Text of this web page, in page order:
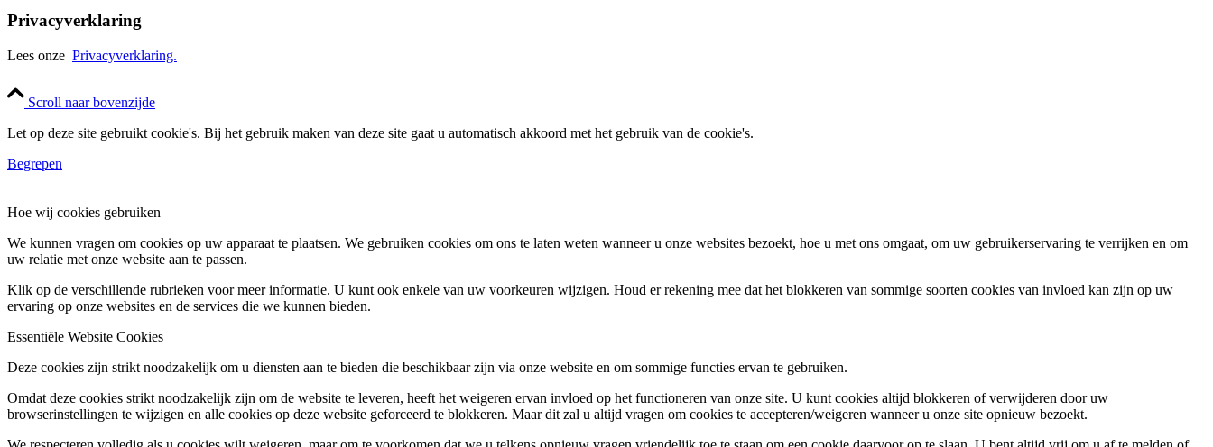
Privacyverklaring
Lees onze Privacyverklaring.
Scroll naar bovenzijde
Let op deze site gebruikt cookie's. Bij het gebruik maken van deze site gaat u automatisch akkoord met het gebruik van de cookie's.
Begrepen
Hoe wij cookies gebruiken
We kunnen vragen om cookies op uw apparaat te plaatsen. We gebruiken cookies om ons te laten weten wanneer u onze websites bezoekt, hoe u met ons omgaat, om uw gebruikerservaring te verrijken en om
uw relatie met onze website aan te passen.
Klik op de verschillende rubrieken voor meer informatie. U kunt ook enkele van uw voorkeuren wijzigen. Houd er rekening mee dat het blokkeren van sommige soorten cookies van invloed kan zijn op uw
ervaring op onze websites en de services die we kunnen bieden.
Essentiële Website Cookies
Deze cookies zijn strikt noodzakelijk om u diensten aan te bieden die beschikbaar zijn via onze website en om sommige functies ervan te gebruiken.
Omdat deze cookies strikt noodzakelijk zijn om de website te leveren, heeft het weigeren ervan invloed op het functioneren van onze site. U kunt cookies altijd blokkeren of verwijderen door uw
browserinstellingen te wijzigen en alle cookies op deze website geforceerd te blokkeren. Maar dit zal u altijd vragen om cookies te accepteren/weigeren wanneer u onze site opnieuw bezoekt.